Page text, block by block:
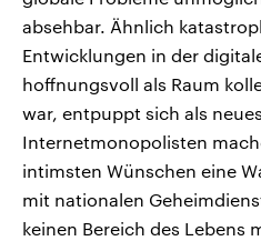
absehbar. Ähnlich
Entwicklungen in der
hoffnungsvoll als Raum
war, entpuppt sich als
Internetmonopolisten
intimsten Wünschen eine
mit nationalen
keinen Bereich des Lebens